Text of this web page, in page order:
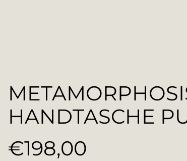
HANDTASCHE
Normaler
€198,00